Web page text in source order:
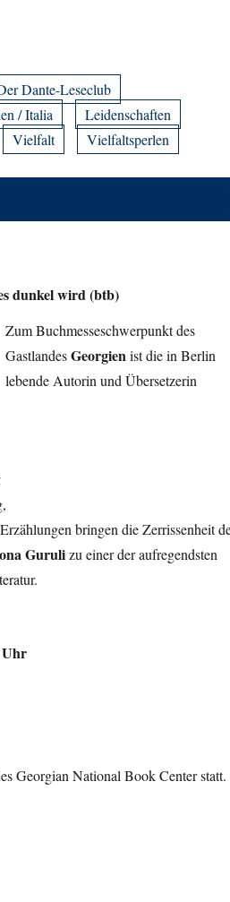
Dante-Leseclub
/ Italia
Leidenschaften
Vielfalt
Vielfaltsperlen
dunkel wird (btb)
Zum Buchmesseschwerpunkt des
GastlandesGeorgienist die in Berlin
lebende Autorin und Übersetzerin
bringen die Zerrissenheit
Gurulizu einer der aufregendsten
Uhr
Georgian National Book Center statt.